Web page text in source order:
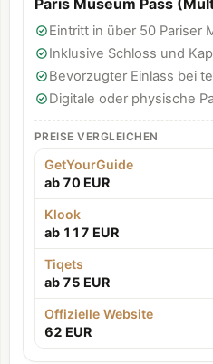
Paris Museum Pass
Eintritt in über 50 Pariser
Inklusive Schloss und
Bevorzugter Einlass bei
Digitale oder physische
PREISE VERGLEICHEN
GetYourGuide
ab 70 EUR
Klook
ab 117 EUR
Tiqets
ab 75 EUR
Offizielle Website
62 EUR